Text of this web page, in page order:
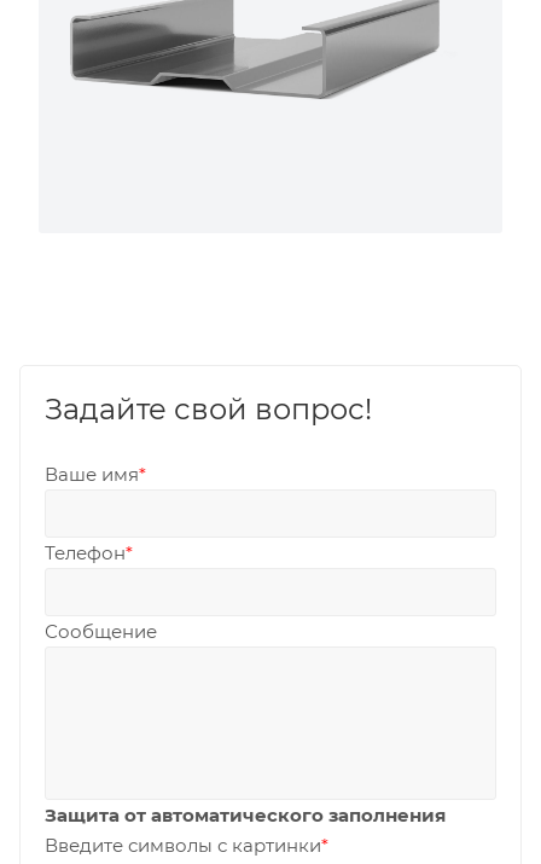
Задайте свой вопрос!
Ваше имя*
Телефон*
Сообщение
Защита от автоматического заполнения
Введите символы с картинки*